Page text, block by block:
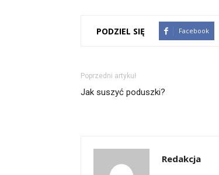
PODZIEL SIĘ Facebook
Poprzedni artykuł
Jak suszyć poduszki?
Redakcja